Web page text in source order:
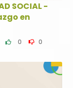
SOCIAL -
en
0 0